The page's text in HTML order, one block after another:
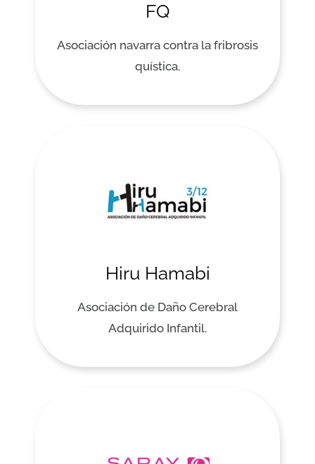
FQ
Asociación navarra contra la fribrosis
quística.
Hiru Hamabi
Asociación de Daño Cerebral
Adquirido Infantil.